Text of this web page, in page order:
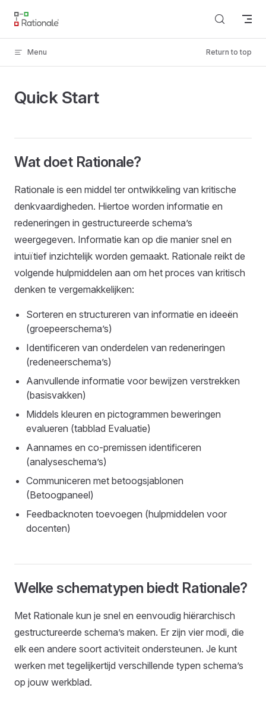
Skip to content
Menu Return to top
Quick Start
Wat doet Rationale?
Rationale is een middel ter ontwikkeling van kritische
denkvaardigheden. Hiertoe worden informatie en
redeneringen in gestructureerde schema’s
weergegeven. Informatie kan op die manier snel en
intuïtief inzichtelijk worden gemaakt. Rationale reikt de
volgende hulpmiddelen aan om het proces van kritisch
denken te vergemakkelijken:
Sorteren en structureren van informatie en ideeën
(groepeerschema’s)
Identificeren van onderdelen van redeneringen
(redeneerschema’s)
Aanvullende informatie voor bewijzen verstrekken
(basisvakken)
Middels kleuren en pictogrammen beweringen
evalueren (tabblad Evaluatie)
Aannames en co-premissen identificeren
(analyseschema’s)
Communiceren met betoogsjablonen
(Betoogpaneel)
Feedbacknoten toevoegen (hulpmiddelen voor
docenten)
Welke schematypen biedt Rationale?
Met Rationale kun je snel en eenvoudig hiërarchisch
gestructureerde schema’s maken. Er zijn vier modi, die
elk een andere soort activiteit ondersteunen. Je kunt
werken met tegelijkertijd verschillende typen schema’s
op jouw werkblad.